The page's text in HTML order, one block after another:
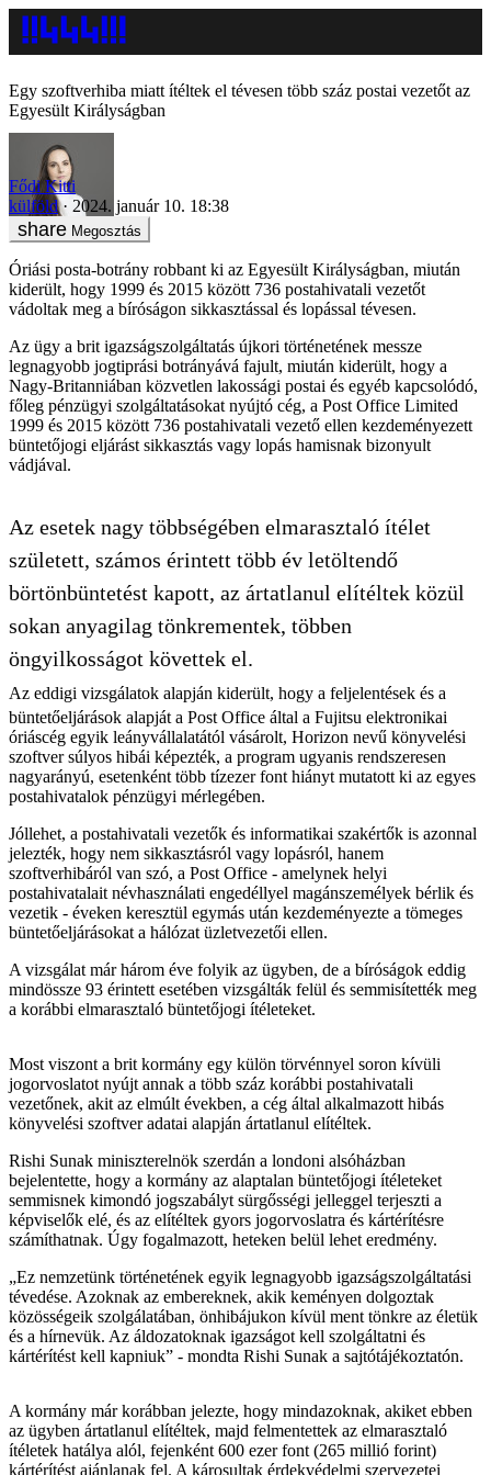
Egy szoftverhiba miatt ítéltek el tévesen több száz postai vezetőt az
Egyesült Királyságban
Fődi Kitti
külföld
2024. január 10. 18:38
Megosztás
Óriási posta-botrány robbant ki az Egyesült Királyságban, miután
kiderült, hogy 1999 és 2015 között 736 postahivatali vezetőt
vádoltak meg a bíróságon sikkasztással és lopással tévesen.
Az ügy a brit igazságszolgáltatás újkori történetének messze
legnagyobb jogtiprási botrányává fajult, miután kiderült, hogy a
Nagy-Britanniában közvetlen lakossági postai és egyéb kapcsolódó,
főleg pénzügyi szolgáltatásokat nyújtó cég, a Post Office Limited
1999 és 2015 között 736 postahivatali vezető ellen kezdeményezett
büntetőjogi eljárást sikkasztás vagy lopás hamisnak bizonyult
vádjával.
Az esetek nagy többségében elmarasztaló ítélet
született, számos érintett több év letöltendő
börtönbüntetést kapott, az ártatlanul elítéltek közül
sokan anyagilag tönkrementek, többen
öngyilkosságot követtek el.
Az eddigi vizsgálatok alapján kiderült, hogy a feljelentések és a
büntetőeljárások alapját a Post Office által a Fujitsu elektronikai
óriáscég egyik leányvállalatától vásárolt, Horizon nevű könyvelési
szoftver súlyos hibái képezték, a program ugyanis rendszeresen
nagyarányú, esetenként több tízezer font hiányt mutatott ki az egyes
postahivatalok pénzügyi mérlegében.
Jóllehet, a postahivatali vezetők és informatikai szakértők is azonnal
jelezték, hogy nem sikkasztásról vagy lopásról, hanem
szoftverhibáról van szó, a Post Office - amelynek helyi
postahivatalait névhasználati engedéllyel magánszemélyek bérlik és
vezetik - éveken keresztül egymás után kezdeményezte a tömeges
büntetőeljárásokat a hálózat üzletvezetői ellen.
A vizsgálat már három éve folyik az ügyben, de a bíróságok eddig
mindössze 93 érintett esetében vizsgálták felül és semmisítették meg
a korábbi elmarasztaló büntetőjogi ítéleteket.
Most viszont a brit kormány egy külön törvénnyel soron kívüli
jogorvoslatot nyújt annak a több száz korábbi postahivatali
vezetőnek, akit az elmúlt években, a cég által alkalmazott hibás
könyvelési szoftver adatai alapján ártatlanul elítéltek.
Rishi Sunak miniszterelnök szerdán a londoni alsóházban
bejelentette, hogy a kormány az alaptalan büntetőjogi ítéleteket
semmisnek kimondó jogszabályt sürgősségi jelleggel terjeszti a
képviselők elé, és az elítéltek gyors jogorvoslatra és kártérítésre
számíthatnak. Úgy fogalmazott, heteken belül lehet eredmény.
„Ez nemzetünk történetének egyik legnagyobb igazságszolgáltatási
tévedése. Azoknak az embereknek, akik keményen dolgoztak
közösségeik szolgálatában, önhibájukon kívül ment tönkre az életük
és a hírnevük. Az áldozatoknak igazságot kell szolgáltatni és
kártérítést kell kapniuk” - mondta Rishi Sunak a sajtótájékoztatón.
A kormány már korábban jelezte, hogy mindazoknak, akiket ebben
az ügyben ártatlanul elítéltek, majd felmentettek az elmarasztaló
ítéletek hatálya alól, fejenként 600 ezer font (265 millió forint)
kártérítést ajánlanak fel. A károsultak érdekvédelmi szervezetei